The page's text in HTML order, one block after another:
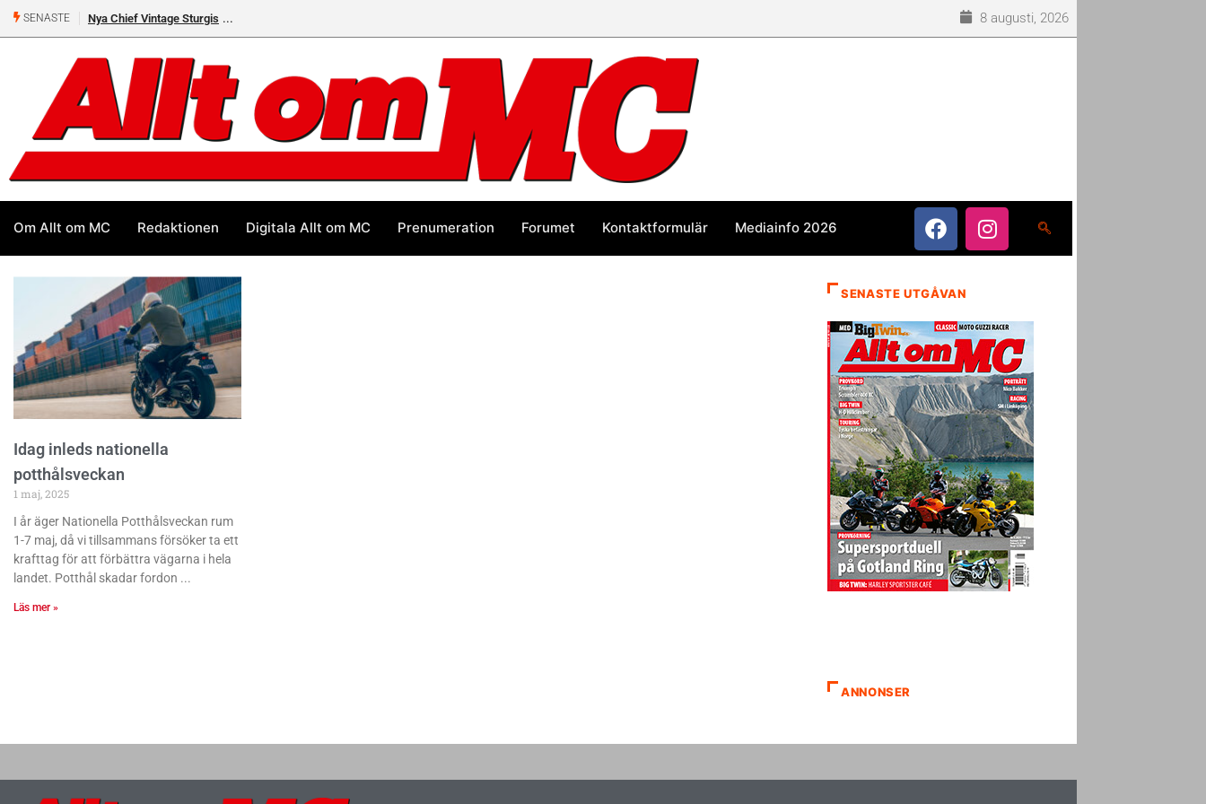
SENASTE Nya Chief Vintage Sturgis 8 augusti, 2026
Om Allt om MC Redaktionen Digitala Allt om MC Prenumeration Forumet Kontaktformulär Mediainfo 2026
Idag inleds nationella
potthålsveckan
1 maj, 2025
I år äger Nationella Potthålsveckan rum
1-7 maj, då vi tillsammans försöker ta ett
krafttag för att förbättra vägarna i hela
landet. Potthål skadar fordon
Läs mer »
SENASTE UTGÅVAN
ANNONSER